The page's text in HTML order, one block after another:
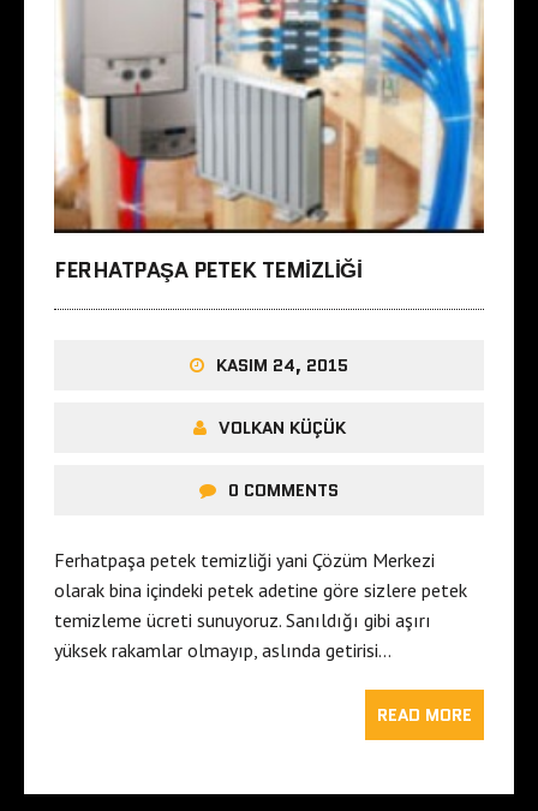
FERHATPAŞA PETEK TEMIZLIĞI
KASIM 24, 2015
VOLKAN KÜÇÜK
0 COMMENTS
Ferhatpaşa petek temizliği yani Çözüm Merkezi
olarak bina içindeki petek adetine göre sizlere petek
temizleme ücreti sunuyoruz. Sanıldığı gibi aşırı
yüksek rakamlar olmayıp, aslında getirisi…
READ MORE